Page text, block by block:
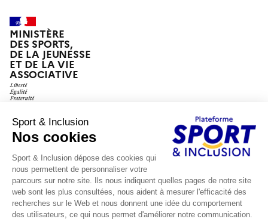
MINISTÈRE
DES SPORTS,
DE LA JEUNESSE
ET DE LA VIE
ASSOCIATIVE
legifrance.gouv.fr
service-public.fr data.gouv.fr
Plan du site Accessibilité : partiellement conforme
Mentions légales
Gestion des cookies
Paramètres d'affichage